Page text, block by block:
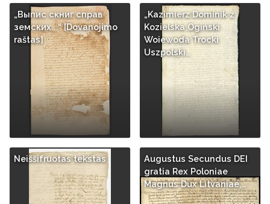
„Выпис скниг справ
земских...“ [Dovanojimo
raštas]
„Kazimierz Dominik z
Kozielska Ogiński
Woiewoda Trocki
Uszpolski…
Neiššifruotas tekstas
Augustus Secundus DEI
gratia Rex Poloniae
Magnus Dux Litvaniae,…